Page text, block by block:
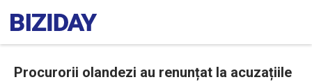
Procurorii olandezi au renunțat la acuzațiile